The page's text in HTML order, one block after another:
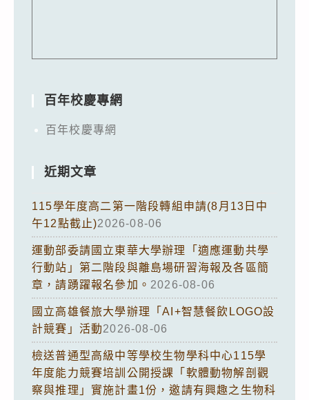
百年校慶專網
百年校慶專網
近期文章
115學年度高二第一階段轉組申請(8月13日中
午12點截止)2026-08-06
運動部委請國立東華大學辦理「適應運動共學
行動站」第二階段與離島場研習海報及各區簡
章，請踴躍報名參加。 2026-08-06
國立高雄餐旅大學辦理「AI+智慧餐飲LOGO設
計競賽」活動2026-08-06
檢送普通型高級中等學校生物學科中心115學
年度能力競賽培訓公開授課「軟體動物解剖觀
察與推理」實施計畫1份，邀請有興趣之生物科